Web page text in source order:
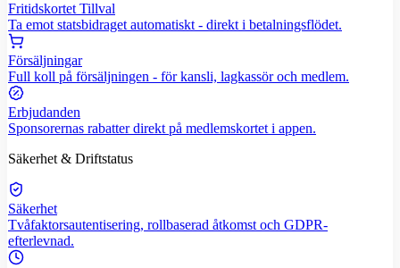
Fritidskortet Tillval
Ta emot statsbidraget automatiskt - direkt i betalningsflödet.
Försäljningar
Full koll på försäljningen - för kansli, lagkassör och medlem.
Erbjudanden
Sponsorernas rabatter direkt på medlemskortet i appen.
Säkerhet & Driftstatus
Säkerhet
Tvåfaktorsautentisering, rollbaserad åtkomst och GDPR-
efterlevnad.